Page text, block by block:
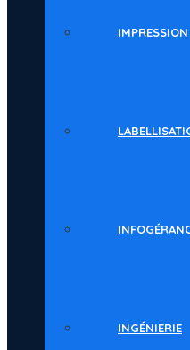
INGÉNIERIE